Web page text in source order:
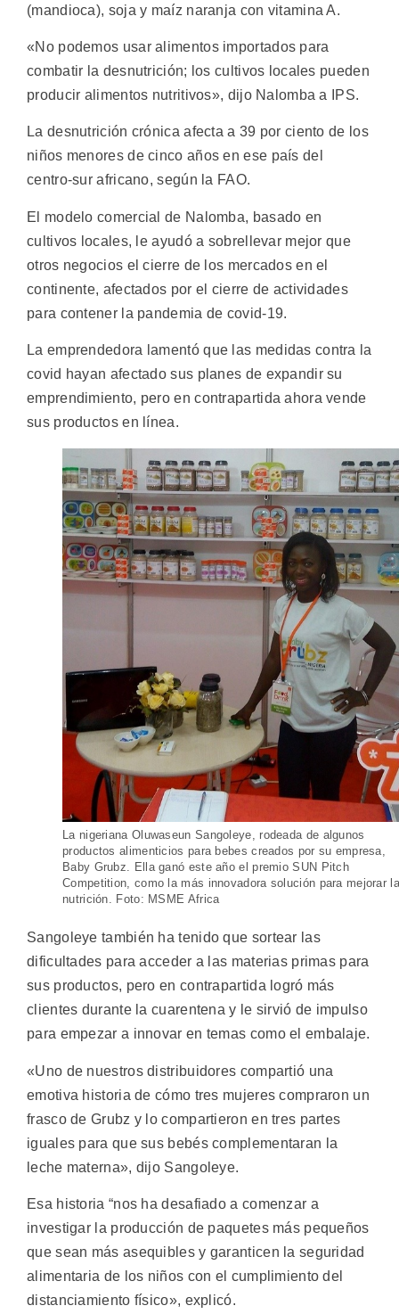
(mandioca), soja y maíz naranja con vitamina A.
«No podemos usar alimentos importados para
combatir la desnutrición; los cultivos locales pueden
producir alimentos nutritivos», dijo Nalomba a IPS.
La desnutrición crónica afecta a 39 por ciento de los
niños menores de cinco años en ese país del
centro-sur africano, según la FAO.
El modelo comercial de Nalomba, basado en
cultivos locales, le ayudó a sobrellevar mejor que
otros negocios el cierre de los mercados en el
continente, afectados por el cierre de actividades
para contener la pandemia de covid-19.
La emprendedora lamentó que las medidas contra la
covid hayan afectado sus planes de expandir su
emprendimiento, pero en contrapartida ahora vende
sus productos en línea.
La nigeriana Oluwaseun Sangoleye, rodeada de algunos
productos alimenticios para bebes creados por su empresa,
Baby Grubz. Ella ganó este año el premio SUN Pitch
Competition, como la más innovadora solución para mejorar la
nutrición. Foto: MSME Africa
Sangoleye también ha tenido que sortear las
dificultades para acceder a las materias primas para
sus productos, pero en contrapartida logró más
clientes durante la cuarentena y le sirvió de impulso
para empezar a innovar en temas como el embalaje.
«Uno de nuestros distribuidores compartió una
emotiva historia de cómo tres mujeres compraron un
frasco de Grubz y lo compartieron en tres partes
iguales para que sus bebés complementaran la
leche materna», dijo Sangoleye.
Esa historia “nos ha desafiado a comenzar a
investigar la producción de paquetes más pequeños
que sean más asequibles y garanticen la seguridad
alimentaria de los niños con el cumplimiento del
distanciamiento físico», explicó.